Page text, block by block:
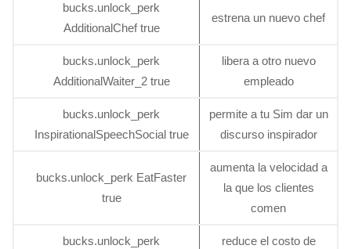
bucks.unlock_perk
AdditionalChef true
estrena un nuevo chef
bucks.unlock_perk
AdditionalWaiter_2 true
libera a otro nuevo
empleado
bucks.unlock_perk
InspirationalSpeechSocial true
permite a tu Sim dar un
discurso inspirador
bucks.unlock_perk EatFaster
true
aumenta la velocidad a
la que los clientes
comen
bucks.unlock_perk
reduce el costo de